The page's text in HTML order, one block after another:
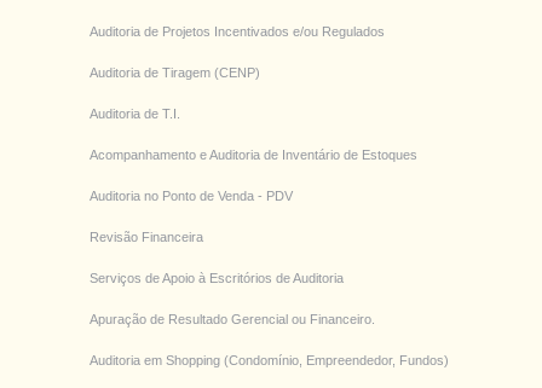
Auditoria de Projetos Incentivados e/ou Regulados
Auditoria de Tiragem (CENP)
Auditoria de T.I.
Acompanhamento e Auditoria de Inventário de Estoques
Auditoria no Ponto de Venda - PDV
Revisão Financeira
Serviços de Apoio à Escritórios de Auditoria
Apuração de Resultado Gerencial ou Financeiro.
Auditoria em Shopping (Condomínio, Empreendedor, Fundos)